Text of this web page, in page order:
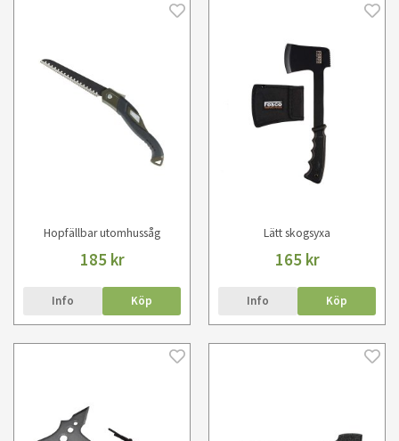
Hopfällbar utomhussåg
185 kr
Info Köp
Lätt skogsyxa
165 kr
Info Köp